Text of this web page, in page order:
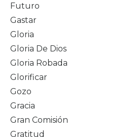
Futuro
Gastar
Gloria
Gloria De Dios
Gloria Robada
Glorificar
Gozo
Gracia
Gran Comisión
Gratitud